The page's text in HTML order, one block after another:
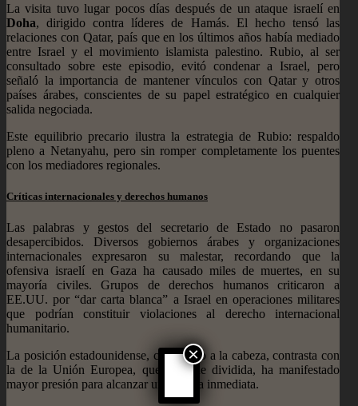
La visita tuvo lugar pocos días después de un ataque israelí en
Doha, dirigido contra líderes de Hamás. El hecho tensó las
relaciones con Qatar, país que en los últimos años había mediado
entre Israel y el movimiento islamista palestino. Rubio, al ser
consultado sobre este episodio, evitó condenar a Israel, pero
señaló la importancia de mantener vínculos con Qatar y otros
países árabes, conscientes de su papel estratégico en cualquier
salida negociada.
Este equilibrio precario ilustra la estrategia de Rubio: respaldo
pleno a Netanyahu, pero sin romper completamente los puentes
con los mediadores regionales.
Críticas internacionales y derechos humanos
Las palabras y gestos del secretario de Estado no pasaron
desapercibidos. Diversos gobiernos árabes y organizaciones
internacionales expresaron su malestar, recordando que la
ofensiva israelí en Gaza ha causado miles de muertes, en su
mayoría civiles. Grupos de derechos humanos criticaron a
EE.UU. por “dar carta blanca” a Israel en operaciones militares
que podrían constituir violaciones al derecho internacional
humanitario.
La posición estadounidense, con Rubio a la cabeza, contrasta con
la de la Unión Europea, que, aunque dividida, ha manifestado
mayor presión para alcanzar una tregua inmediata.
×